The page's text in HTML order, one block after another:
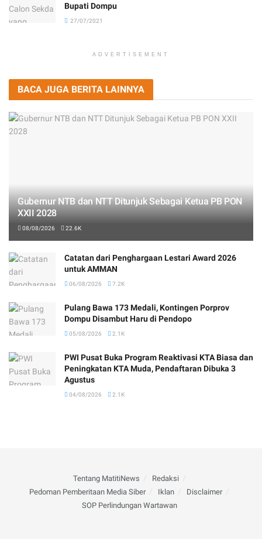
Bupati Dompu
27/07/2021
ADVERTISEMENT
BACA JUGA BERITA LAINNYA
Gubernur NTB dan NTT Ditunjuk Sebagai Ketua PB PON
XXII 2028
08/08/2026 22.6K
Catatan dari Penghargaan Lestari Award 2026
untuk AMMAN
06/08/2026 7.2K
Pulang Bawa 173 Medali, Kontingen Porprov
Dompu Disambut Haru di Pendopo
05/08/2026 2.1K
PWI Pusat Buka Program Reaktivasi KTA Biasa dan
Peningkatan KTA Muda, Pendaftaran Dibuka 3
Agustus
04/08/2026 2.1K
Tentang MatitiNews
Redaksi
Pedoman Pemberitaan Media Siber
Iklan
Disclaimer
SOP Perlindungan Wartawan